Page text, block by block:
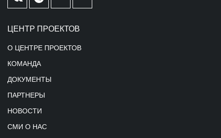
ЦЕНТР ПРОЕКТОВ
О ЦЕНТРЕ ПРОЕКТОВ
КОМАНДА
ДОКУМЕНТЫ
ПАРТНЕРЫ
НОВОСТИ
СМИ О НАС